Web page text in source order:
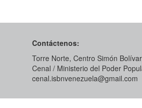
Contáctenos:
Torre Norte, Centro Simón
Cenal / Ministerio del Poder
cenal.isbnvenezuela@gmail.com